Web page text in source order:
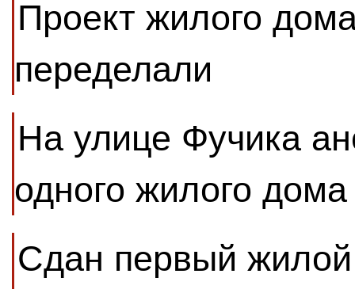
Проект жилого
переделали
На улице Фучика
одного жилого
Сдан первый